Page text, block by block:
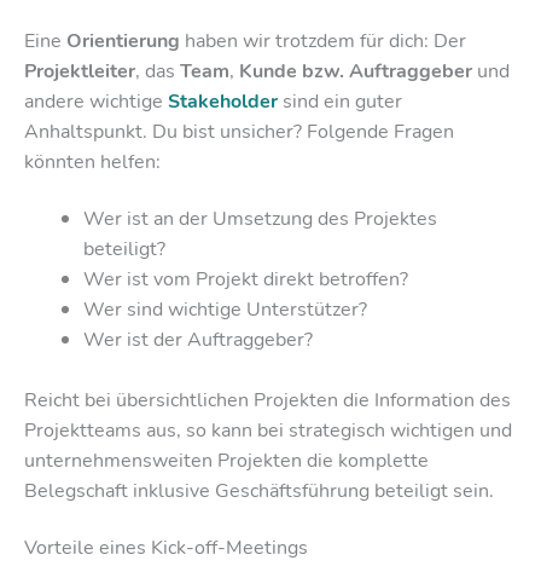
Eine Orientierung haben wir trotzdem für dich: Der
Projektleiter, das Team, Kunde bzw. Auftraggeber und
andere wichtige Stakeholdersind ein guter
Anhaltspunkt. Du bist unsicher? Folgende Fragen
könnten helfen:
Wer ist an der Umsetzung des Projektes
beteiligt?
Wer ist vom Projekt direkt betroffen?
Wer sind wichtige Unterstützer?
Wer ist der Auftraggeber?
Reicht bei übersichtlichen Projekten die Information des
Projektteams aus, so kann bei strategisch wichtigen und
unternehmensweiten Projekten die komplette
Belegschaft inklusive Geschäftsführung beteiligt sein.
Vorteile eines Kick-off-Meetings